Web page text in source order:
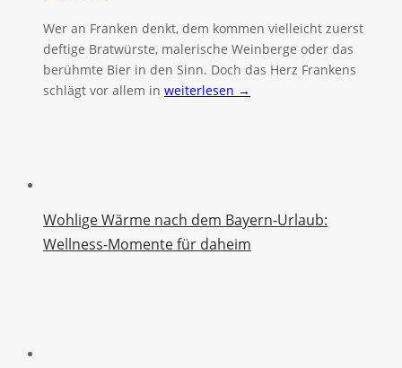
Wer an Franken denkt, dem kommen vielleicht zuerst
deftige Bratwürste, malerische Weinberge oder das
berühmte Bier in den Sinn. Doch das Herz Frankens
schlägt vor allem in weiterlesen →
Wohlige Wärme nach dem Bayern-Urlaub:
Wellness-Momente für daheim